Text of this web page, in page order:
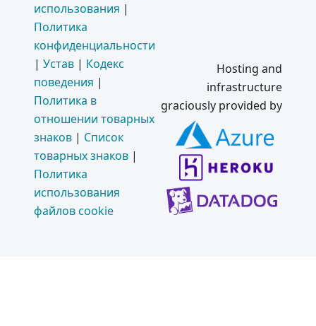
использования |
Политика
конфиденциальности
| Устав | Кодекс
поведения |
Политика в
отношении товарных
знаков | Список
товарных знаков |
Политика
использования
файлов cookie
Hosting and
infrastructure
graciously provided by